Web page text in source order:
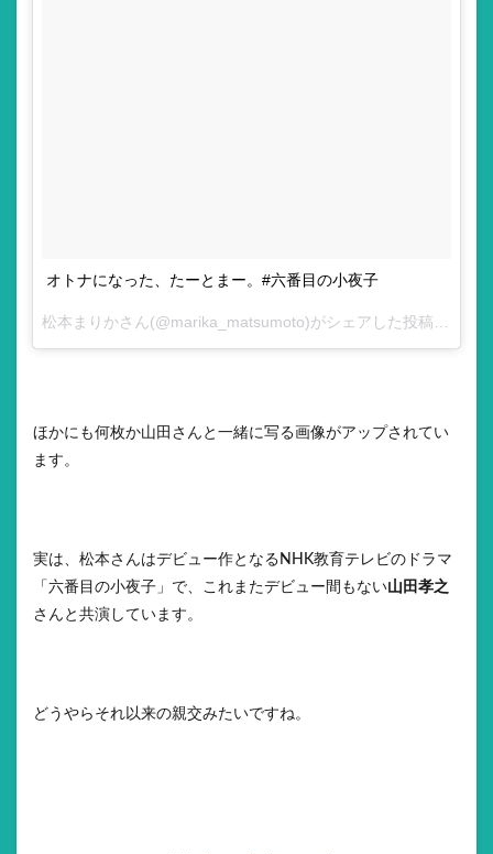
オトナになった、たーとまー。#六番目の小夜子
松本まりかさん(@marika_matsumoto)がシェアした投稿 –
ほかにも何枚か山田さんと一緒に写る画像がアップされてい
ます。
実は、松本さんはデビュー作となるNHK教育テレビのドラマ
「六番目の小夜子」で、これまたデビュー間もない山田孝之
さんと共演しています。
どうやらそれ以来の親交みたいですね。